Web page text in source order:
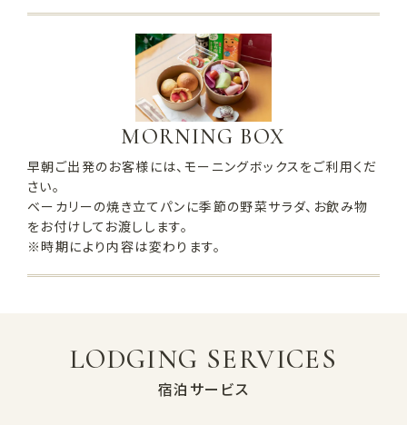
MORNING BOX
早朝ご出発のお客様には、モーニングボックスをご利用くだ
さい。
ベーカリーの焼き立てパンに季節の野菜サラダ、お飲み物
をお付けしてお渡しします。
※時期により内容は変わります。
LODGING SERVICES
宿泊サービス